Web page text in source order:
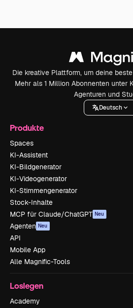
Die kreative Plattform, um deine
Mehr als 1 Million Abonnenten unter
Agenturen und
Deutsch
Produkte
Spaces
KI-Assistent
KI-Bildgenerator
KI-Videogenerator
KI-Stimmengenerator
Stock-Inhalte
MCP für Claude/ChatGPT Neu
Agenten Neu
API
Mobile App
Alle Magnific-Tools
Loslegen
Academy